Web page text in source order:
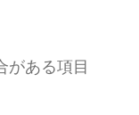
がある項目